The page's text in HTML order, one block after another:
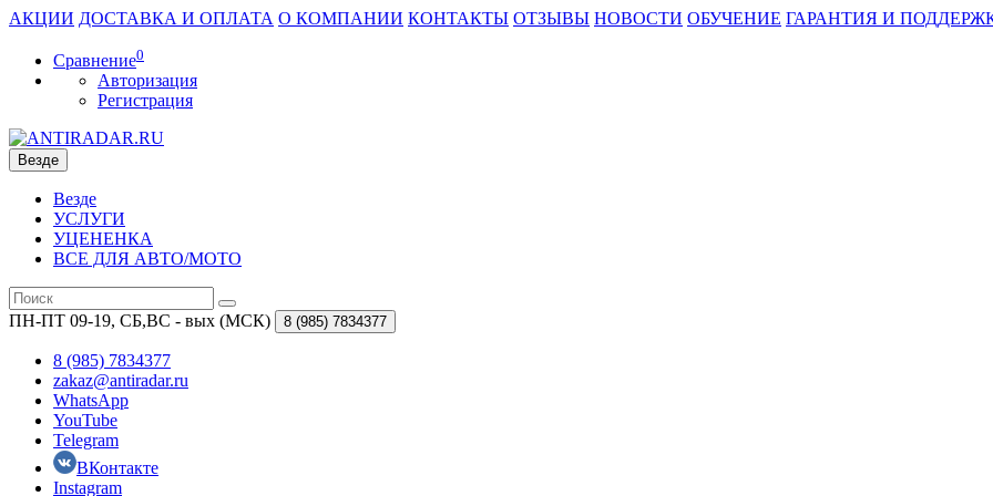
АКЦИИ ДОСТАВКА И ОПЛАТА О КОМПАНИИ КОНТАКТЫ ОТЗЫВЫ НОВОСТИ ОБУЧЕНИЕ ГАРАНТИЯ И
Сравнение0
Авторизация
Регистрация
Везде
Везде
УСЛУГИ
УЦЕНЕНКА
ВСЕ ДЛЯ АВТО/МОТО
ПН-ПТ 09-19, СБ,ВС - вых (МСК) 8 (985) 7834377
8 (985) 7834377
zakaz@antiradar.ru
WhatsApp
YouTube
Telegram
ВКонтакте
Instagram